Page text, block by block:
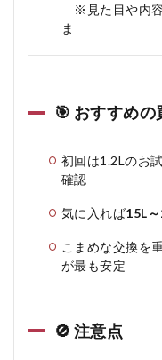
※見た目や内容
ま
🎯 おすすめの
初回は1.2Lのお
確認
気に入れば15L
こまめな交換を
が最も安定
🚫 注意点